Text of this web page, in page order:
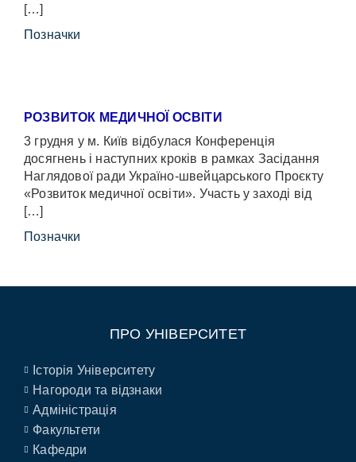
[…]
Позначки
РОЗВИТОК МЕДИЧНОЇ ОСВІТИ
3 грудня у м. Київ відбулася Конференція
досягнень і наступних кроків в рамках Засідання
Наглядової ради Україно-швейцарського Проєкту
«Розвиток медичної освіти». Участь у заході від
[…]
Позначки
ПРО УНІВЕРСИТЕТ
Історія Університету
Нагороди та відзнаки
Адміністрація
Факультети
Кафедри